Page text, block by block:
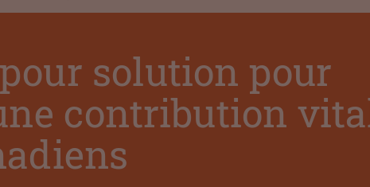
solution pour
contribution